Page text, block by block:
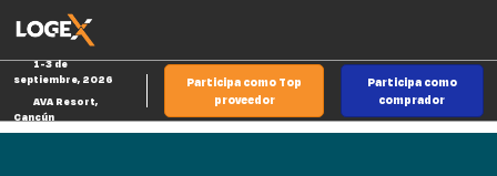
al
contenido
1-3 de
septiembre, 2026
AVA Resort,
Cancún
Participa como Top
proveedor
Participa como
comprador